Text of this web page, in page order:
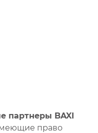
партнеры BAXI
право